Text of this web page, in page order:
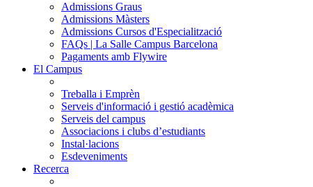
Admissions Graus
Admissions Màsters
Admissions Cursos d'Especialització
FAQs | La Salle Campus Barcelona
Pagaments amb Flywire
El Campus
Treballa i Emprèn
Serveis d'informació i gestió acadèmica
Serveis del campus
Associacions i clubs d’estudiants
Instal·lacions
Esdeveniments
Recerca